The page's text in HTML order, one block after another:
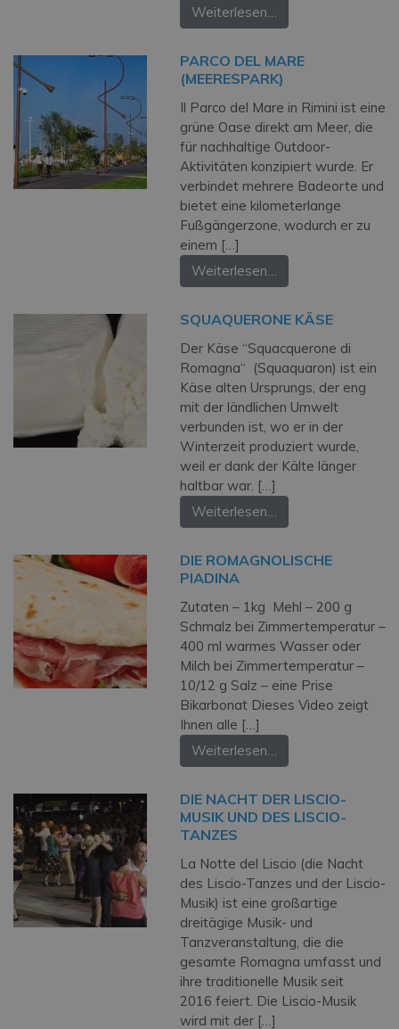
Weiterlesen…
PARCO DEL MARE
(MEERESPARK)
Il Parco del Mare in Rimini ist eine
grüne Oase direkt am Meer, die
für nachhaltige Outdoor-
Aktivitäten konzipiert wurde. Er
verbindet mehrere Badeorte und
bietet eine kilometerlange
Fußgängerzone, wodurch er zu
einem […]
Weiterlesen…
SQUAQUERONE KÄSE
Der Käse “Squacquerone di
Romagna“ (Squaquaron) ist ein
Käse alten Ursprungs, der eng
mit der ländlichen Umwelt
verbunden ist, wo er in der
Winterzeit produziert wurde,
weil er dank der Kälte länger
haltbar war. […]
Weiterlesen…
DIE ROMAGNOLISCHE
PIADINA
Zutaten – 1kg Mehl – 200 g
Schmalz bei Zimmertemperatur –
400 ml warmes Wasser oder
Milch bei Zimmertemperatur –
10/12 g Salz – eine Prise
Bikarbonat Dieses Video zeigt
Ihnen alle […]
Weiterlesen…
DIE NACHT DER LISCIO-
MUSIK UND DES LISCIO-
TANZES
La Notte del Liscio (die Nacht
des Liscio-Tanzes und der Liscio-
Musik) ist eine großartige
dreitägige Musik- und
Tanzveranstaltung, die die
gesamte Romagna umfasst und
ihre traditionelle Musik seit
2016 feiert. Die Liscio-Musik
wird mit der […]